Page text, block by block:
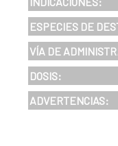
ESPECIES DE
VÍA DE
DOSIS:
ADVERTENCIAS: